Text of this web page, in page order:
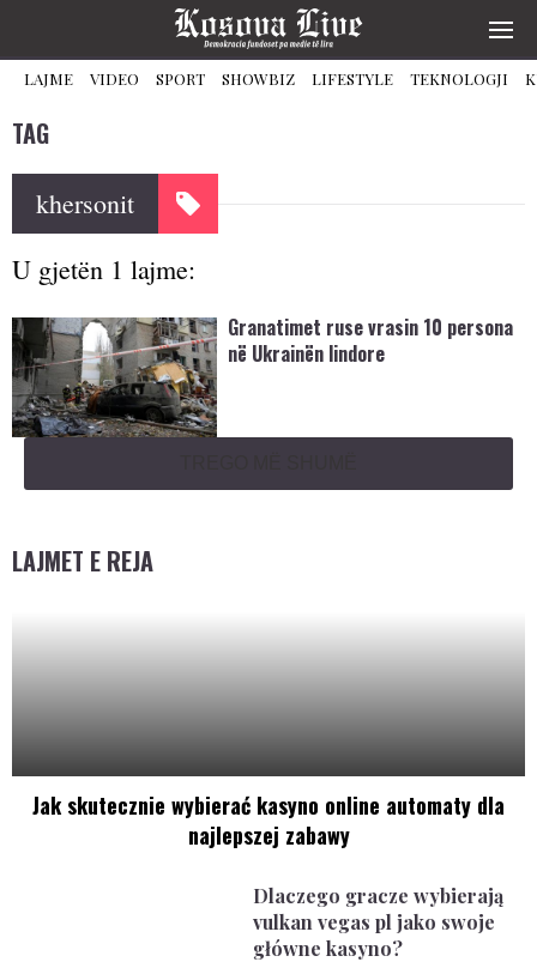
LAJME VIDEO SPORT SHOWBIZ LIFESTYLE TEKNOLOGJI
TAG
khersonit
U gjetën 1 lajme:
Granatimet ruse vrasin 10 persona
në Ukrainën lindore
LAJMET E REJA
Jak skutecznie wybierać kasyno online automaty dla
najlepszej zabawy
Dlaczego gracze wybierają
vulkan vegas pl jako swoje
główne kasyno?